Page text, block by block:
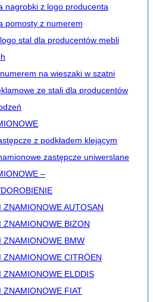
nagrobki z logo producenta
pomosty z numerem
stal dla producentów mebli
na wieszaki w szatni
ze stali dla producentów
z podkładem klejącym
zastępcze uniwerslane
–
ZNAMIONOWE AUTOSAN
ZNAMIONOWE BIZON
ZNAMIONOWE BMW
ZNAMIONOWE CITRÖEN
ZNAMIONOWE ELDDIS
ZNAMIONOWE FIAT